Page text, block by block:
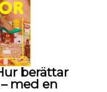
berättar
med en